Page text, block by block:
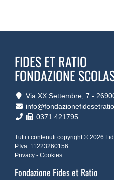
FIDES ET RATIO
FONDAZIONE
Via XX Settembre, 7 ‐
0371 421795
Tutti i contenuti copyright © 2026
P.Iva: 11223260156
Privacy - Cookies
Fondazione Fides et Ratio